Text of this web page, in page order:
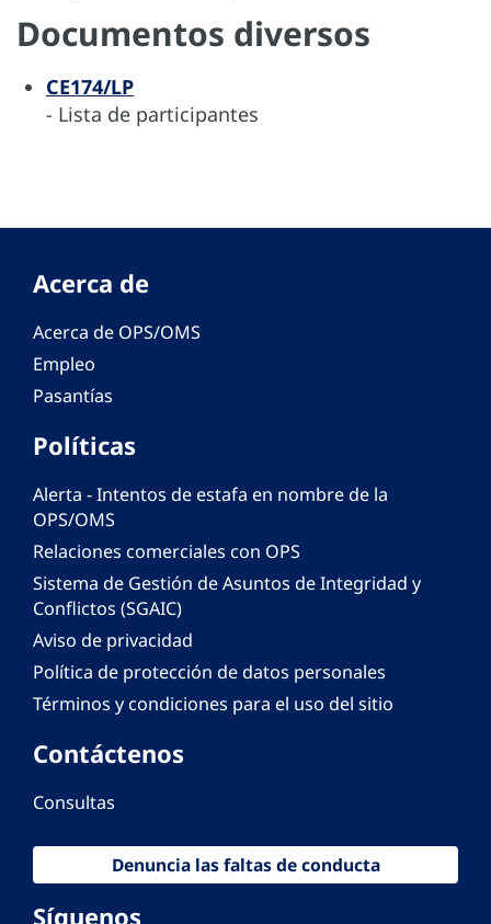
Documentos diversos
CE174/LP
- Lista de participantes
Acerca de
Acerca de OPS/OMS
Empleo
Pasantías
Políticas
Alerta - Intentos de estafa en nombre de la
OPS/OMS
Relaciones comerciales con OPS
Sistema de Gestión de Asuntos de Integridad y
Conflictos (SGAIC)
Aviso de privacidad
Política de protección de datos personales
Términos y condiciones para el uso del sitio
Contáctenos
Consultas
Denuncia las faltas de conducta
Síguenos